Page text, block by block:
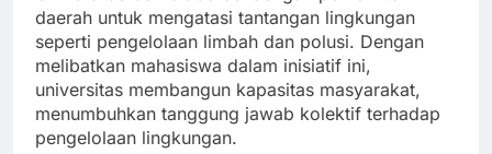
Universitas berkolaborasi dengan pemerintah
daerah untuk mengatasi tantangan lingkungan
seperti pengelolaan limbah dan polusi. Dengan
melibatkan mahasiswa dalam inisiatif ini,
universitas membangun kapasitas masyarakat,
menumbuhkan tanggung jawab kolektif terhadap